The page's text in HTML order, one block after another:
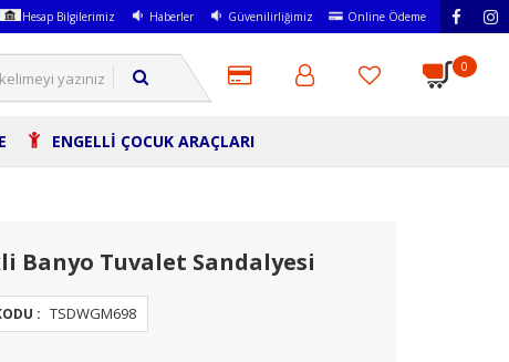
Hesap Bilgilerimiz Haberler Güvenilirliğimiz Online Ödeme
0
ENGELLİ ÇOCUK ARAÇLARI
Banyo Tuvalet Sandalyesi
: TSDWGM698